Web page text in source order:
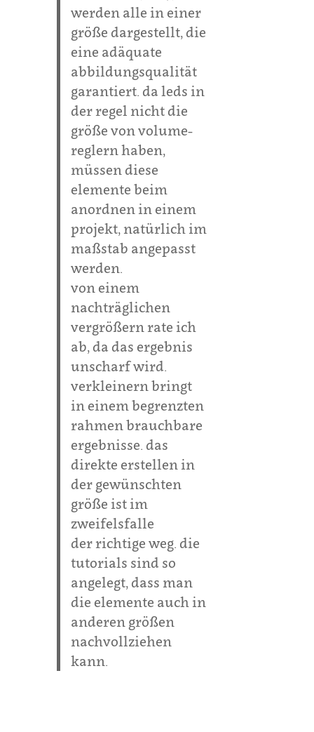
werden alle in einer
größe dargestellt, die
eine adäquate
abbildungsqualität
garantiert. da leds in
der regel nicht die
größe von volume-
reglern haben,
müssen diese
elemente beim
anordnen in einem
projekt, natürlich im
maßstab angepasst
werden.
von einem
nachträglichen
vergrößern rate ich
ab, da das ergebnis
unscharf wird.
verkleinern bringt
in einem begrenzten
rahmen brauchbare
ergebnisse. das
direkte erstellen in
der gewünschten
größe ist im
zweifelsfalle
der richtige weg. die
tutorials sind so
angelegt, dass man
die elemente auch in
anderen größen
nachvollziehen
kann.